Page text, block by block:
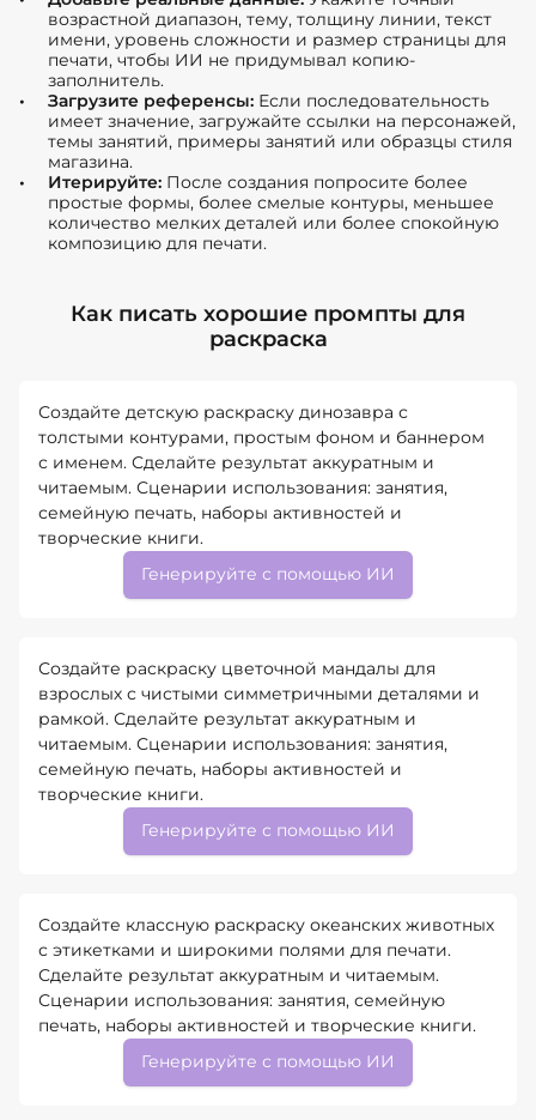
возрастной диапазон, тему, толщину линии, текст
имени, уровень сложности и размер страницы для
печати, чтобы ИИ не придумывал копию-
заполнитель.
Загрузите референсы: Если последовательность
имеет значение, загружайте ссылки на персонажей,
темы занятий, примеры занятий или образцы стиля
магазина.
Итерируйте: После создания попросите более
простые формы, более смелые контуры, меньшее
количество мелких деталей или более спокойную
композицию для печати.
Как писать хорошие промпты для
раскраска
Создайте детскую раскраску динозавра с
толстыми контурами, простым фоном и баннером
с именем. Сделайте результат аккуратным и
читаемым. Сценарии использования: занятия,
семейную печать, наборы активностей и
творческие книги.
Генерируйте с помощью ИИ
Создайте раскраску цветочной мандалы для
взрослых с чистыми симметричными деталями и
рамкой. Сделайте результат аккуратным и
читаемым. Сценарии использования: занятия,
семейную печать, наборы активностей и
творческие книги.
Генерируйте с помощью ИИ
Создайте классную раскраску океанских животных
с этикетками и широкими полями для печати.
Сделайте результат аккуратным и читаемым.
Сценарии использования: занятия, семейную
печать, наборы активностей и творческие книги.
Генерируйте с помощью ИИ